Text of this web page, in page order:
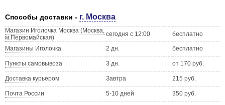
Способы доставки - г. Москва
Магазин Иголочка Москва (Москва,
м.Первомайская)
сегодня с 12:00 бесплатно
Магазины Иголочка 2 дн. бесплатно
Пункты самовывоза 3 дн. от 170 руб.
Доставка курьером Завтра 215 руб.
Почта России 5-10 дней 350 руб.